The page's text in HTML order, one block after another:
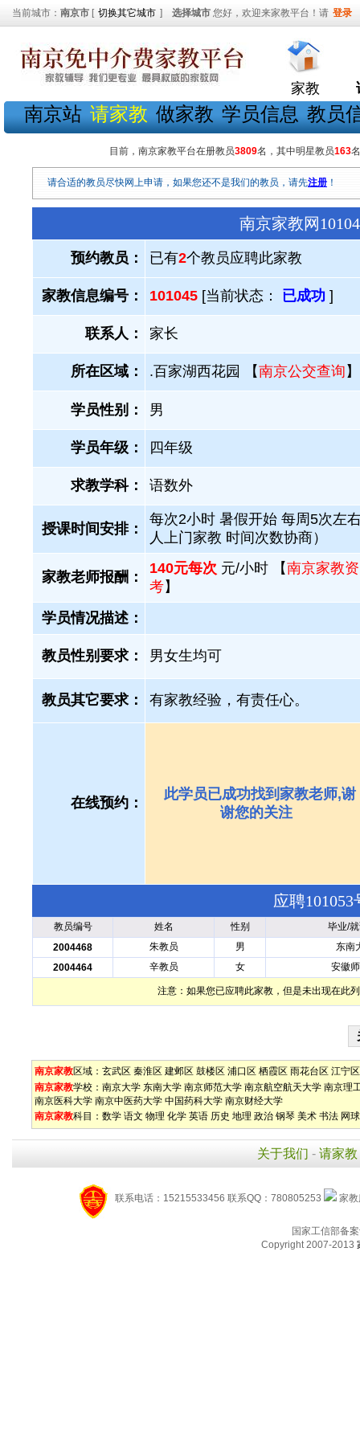
当前城市： 南京市 [ 切换其它城市 ] 选择城市 您好，欢迎来家教平台！请 登录
家教
南京站 请家教 做家教 学员信息 教员
目前，南京家教平台在册教员3809名，其中明星教员163
请合适的教员尽快网上申请，如果您还不是我们的教员，请先注册 ！
南京家教网
预约教员： 已有2个教员应聘此家教
家教信息编号： 101045 [当前状态： 已成功 ]
联系人： 家长
所在区域： .百家湖西花园 【南京公交查询 】
学员性别： 男
学员年级： 四年级
求教学科： 语数外
授课时间安排：
每次2小时 暑假开始 每周5次左
人上门家教 时间次数协商）
家教老师报酬：
140元每次 元/小时 【南京家教
考】
学员情况描述：
教员性别要求： 男女生均可
教员其它要求： 有家教经验，有责任心。
在线预约：
此学员已成功找到家教老师,谢
谢您的关注
应聘
教员编号 姓名 性别
毕业/
2004468
朱教员 男
东南
2004464
辛教员 女 安徽
注意：如果您已应聘此家教，但是未出现在此
南京家教区域： 玄武区 秦淮区 建邺区 鼓楼区 浦口区 栖霞区 雨花台区 江宁区
南京家教学校： 南京大学 东南大学 南京师范大学 南京航空航天大学 南京理
南京医科大学 南京中医药大学 中国药科大学 南京财经大学
南京家教科目： 数学 语文 物理 化学 英语 历史 地理 政治 钢琴 美术 书法 网球
关于我们 - 请家教
联系电话：15215533456 联系QQ：780805253 家
国家工信部备
Copyright 2007-2013